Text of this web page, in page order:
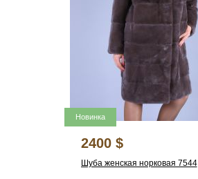
Новинка
2400 $
Шуба женская норковая 7544